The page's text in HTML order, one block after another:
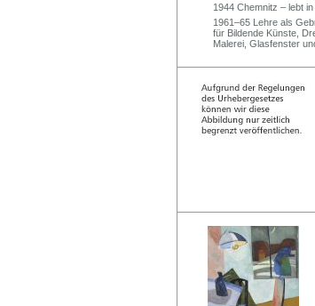
1944 Chemnitz – lebt
1961–65 Lehre als
für Bildende Künste,
Malerei, Glasfenster